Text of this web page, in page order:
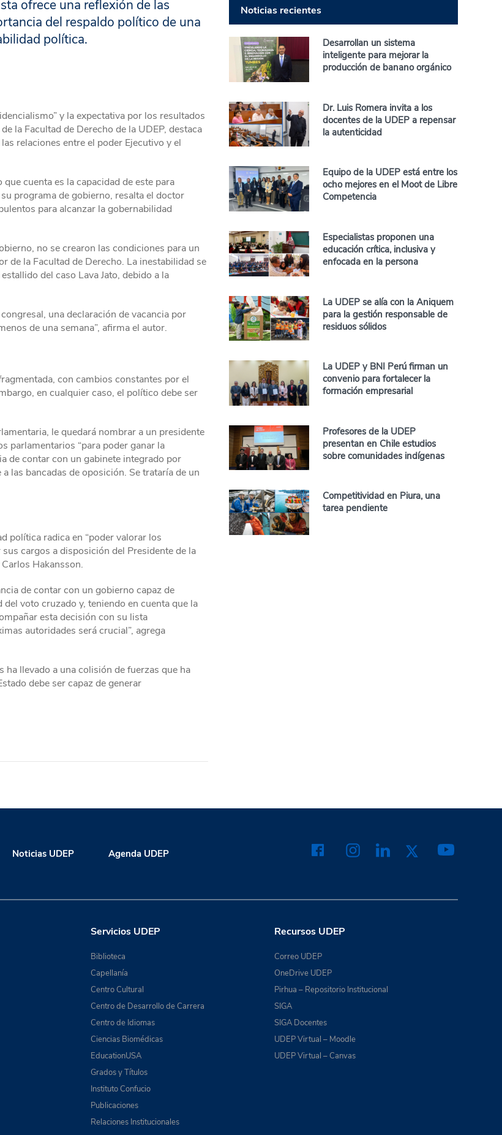
ofrece una reflexión de las
del respaldo político de una
política.
y la expectativa por los resultados
la Facultad de Derecho de la UDEP, destaca
relaciones entre el poder Ejecutivo y el
cuenta es la capacidad de este para
programa de gobierno, resalta el doctor
para alcanzar la gobernabilidad
no se crearon las condiciones para un
de la Facultad de Derecho. La inestabilidad se
del caso Lava Jato, debido a la
una declaración de vacancia por
de una semana”, afirma el autor.
con cambios constantes por el
en cualquier caso, el político debe ser
le quedará nombrar a un presidente
parlamentarios “para poder ganar la
de contar con un gabinete integrado por
las bancadas de oposición. Se trataría de un
política radica en “poder valorar los
cargos a disposición del Presidente de la
Hakansson.
de contar con un gobierno capaz de
voto cruzado y, teniendo en cuenta que la
esta decisión con su lista
autoridades será crucial”, agrega
llevado a una colisión de fuerzas que ha
debe ser capaz de generar
Noticias recientes
Desarrollan un sistema
inteligente para mejorar la
producción de banano orgánico
Dr. Luis Romera invita a los
docentes de la UDEP a repensar
la autenticidad
Equipo de la UDEP está entre los
ocho mejores en el Moot de Libre
Competencia
Especialistas proponen una
educación crítica, inclusiva y
enfocada en la persona
La UDEP se alía con la Aniquem
para la gestión responsable de
residuos sólidos
La UDEP y BNI Perú firman un
convenio para fortalecer la
formación empresarial
Profesores de la UDEP
presentan en Chile estudios
sobre comunidades indígenas
Competitividad en Piura, una
tarea pendiente
Noticias UDEP Agenda UDEP
Servicios UDEP
Biblioteca
Capellanía
Centro Cultural
Centro de Desarrollo de Carrera
Centro de Idiomas
Ciencias Biomédicas
EducationUSA
Grados y Títulos
Instituto Confucio
Publicaciones
Relaciones Institucionales
Recursos UDEP
Correo UDEP
OneDrive UDEP
Pirhua – Repositorio Institucional
SIGA
SIGA Docentes
UDEP Virtual – Moodle
UDEP Virtual – Canvas